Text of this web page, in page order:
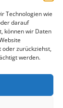
Technologien wie
darauf
können wir Daten
zurückziehst,
werden.